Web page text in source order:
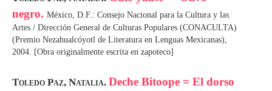
negro. México, D.F.: Consejo Nacional para la Cultura y las
Artes / Dirección General de Culturas Populares (CONACULTA)
(Premio Nezahualcóyotl de Literatura en Lenguas Mexicanas),
2004. [Obra originalmente escrita en zapoteco]
Toledo Paz, Natalia. Deche Bitoope = El dorso